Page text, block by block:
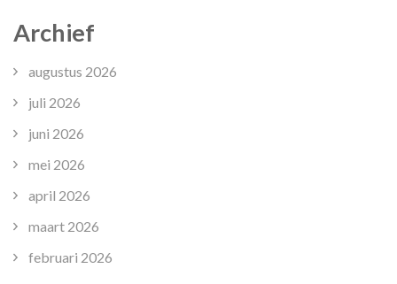
Archief
augustus 2026
juli 2026
juni 2026
mei 2026
april 2026
maart 2026
februari 2026